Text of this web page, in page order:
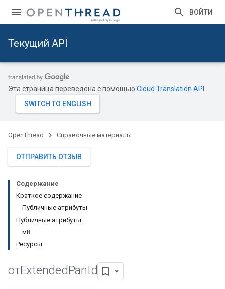
ВОЙТИ
Текущий API
Эта страница переведена с помощью Cloud Translation API
OpenThread Справочные материалы
ОТПРАВИТЬ ОТЗЫВ
Содержание
Краткое содержание
Публичные атрибуты
Публичные атрибуты
м8
Ресурсы
отExtendedPanId